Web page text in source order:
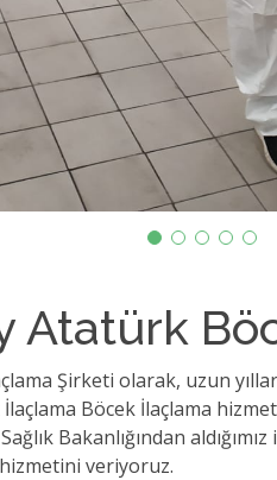
Atatürk
Şirketi olarak, uzun
Böcek İlaçlama
Bakanlığından
veriyoruz.